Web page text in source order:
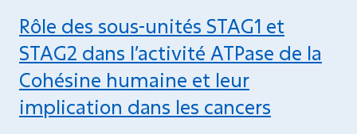
Rôle des sous-unités STAG1 et
STAG2 dans l’activité ATPase de la
Cohésine humaine et leur
implication dans les cancers